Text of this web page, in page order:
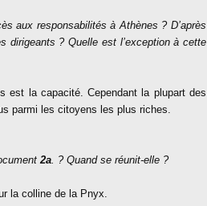
aux responsabilités à Athènes ? D’après
dirigeants ? Quelle est l’exception à cette
est la capacité. Cependant la plupart des
parmi les citoyens les plus riches.
2a. ? Quand se réunit-elle ?
la colline de la Pnyx.